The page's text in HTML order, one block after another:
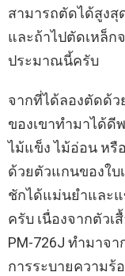
สามารถตัดได้สูงสุ
และถ้าไปตัดเหล็ก
ประมาณนี้ครับ
จากที่ได้ลองตัดด้ว
ของเขาทำมาได้ดี
ไม้แข็ง ไม้อ่อน หรื
ด้วยตัวแกนของใบ
ชักได้แม่นยำและแ
ครับ เนื่องจากตัวเ
PM-726J ทำมาจ
การระบายความร้